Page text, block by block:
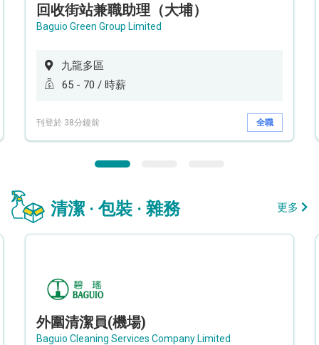
回收街站兼職助理（大埔）
Baguio Green Group Limited
九龍多區
65 - 70 / 時薪
刊登於 38分鐘前 全職
清潔 · 包裝 · 雜務 更多
外圍清潔員(機場)
Baguio Cleaning Services Company Limited